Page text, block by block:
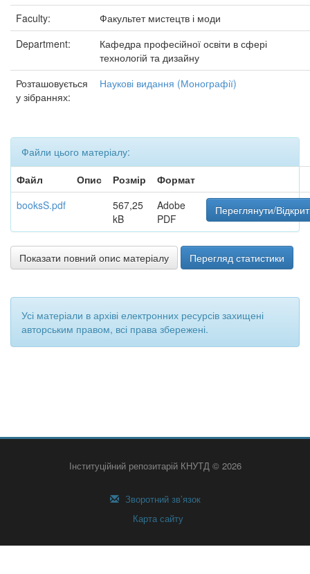
Faculty:
Факультет мистецтв і моди
Department:
Кафедра професійної освіти в сфері
технологій та дизайну
Розташовується
у зібраннях:
Наукові видання (Монографії)
Файли цього матеріалу:
Файл
Опис Розмір
Формат
booksS.pdf
567,25
kB
Adobe
PDF
Переглянути/
Показати повний опис матеріалу Перегляд статистики
Усі матеріали в архіві електронних ресурсів захищені
авторським правом, всі права збережені.
Інституційний репозитарій КНУТД © 2026
Зворотний зв’язок
Карта сайту